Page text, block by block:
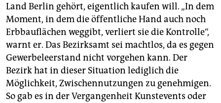
Land Berlin gehört, eigentlich kaufen will. „In dem
Moment, in dem die öffentliche Hand auch noch
Erbbauflächen weggibt, verliert sie die Kontrolle“,
warnt er. Das Bezirksamt sei machtlos, da es gegen
Gewerbeleerstand nicht vorgehen kann. Der
Bezirk hat in dieser Situation lediglich die
Möglichkeit, Zwischennutzungen zu genehmigen.
So gab es in der Vergangenheit Kunstevents oder